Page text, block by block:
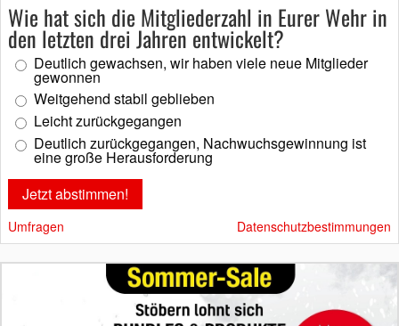
Wie hat sich die Mitgliederzahl in Eurer Wehr in
den letzten drei Jahren entwickelt?
Deutlich gewachsen, wir haben viele neue Mitglieder
gewonnen
Weitgehend stabil geblieben
Leicht zurückgegangen
Deutlich zurückgegangen, Nachwuchsgewinnung ist
eine große Herausforderung
Umfragen Datenschutzbestimmungen